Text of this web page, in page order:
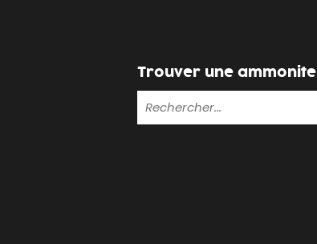
Trouver une ammonite